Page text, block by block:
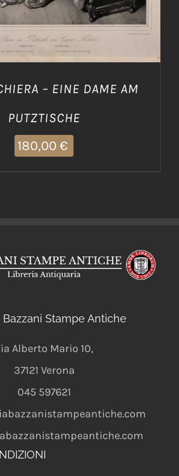
– EINE DAME AM
PUTZTISCHE
180,00 €
Bazzani Stampe Antiche
Alberto Mario 10,
37121 Verona
045 597621